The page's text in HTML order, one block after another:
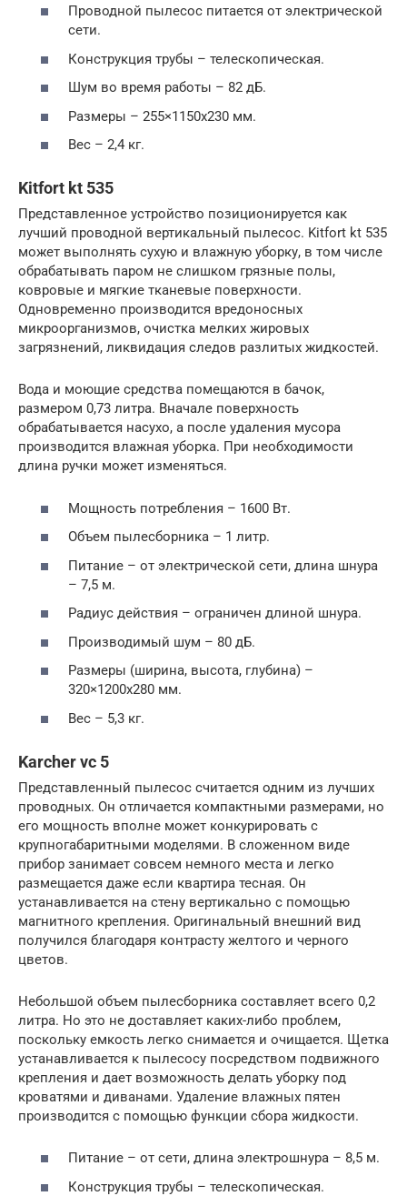
Проводной пылесос питается от электрической
сети.
Конструкция трубы – телескопическая.
Шум во время работы – 82 дБ.
Размеры – 255×1150х230 мм.
Вес – 2,4 кг.
Kitfort kt 535
Представленное устройство позиционируется как
лучший проводной вертикальный пылесос. Kitfort kt 535
может выполнять сухую и влажную уборку, в том числе
обрабатывать паром не слишком грязные полы,
ковровые и мягкие тканевые поверхности.
Одновременно производится вредоносных
микроорганизмов, очистка мелких жировых
загрязнений, ликвидация следов разлитых жидкостей.
Вода и моющие средства помещаются в бачок,
размером 0,73 литра. Вначале поверхность
обрабатывается насухо, а после удаления мусора
производится влажная уборка. При необходимости
длина ручки может изменяться.
Мощность потребления – 1600 Вт.
Объем пылесборника – 1 литр.
Питание – от электрической сети, длина шнура
– 7,5 м.
Радиус действия – ограничен длиной шнура.
Производимый шум – 80 дБ.
Размеры (ширина, высота, глубина) –
320×1200х280 мм.
Вес – 5,3 кг.
Karcher vc 5
Представленный пылесос считается одним из лучших
проводных. Он отличается компактными размерами, но
его мощность вполне может конкурировать с
крупногабаритными моделями. В сложенном виде
прибор занимает совсем немного места и легко
размещается даже если квартира тесная. Он
устанавливается на стену вертикально с помощью
магнитного крепления. Оригинальный внешний вид
получился благодаря контрасту желтого и черного
цветов.
Небольшой объем пылесборника составляет всего 0,2
литра. Но это не доставляет каких-либо проблем,
поскольку емкость легко снимается и очищается. Щетка
устанавливается к пылесосу посредством подвижного
крепления и дает возможность делать уборку под
кроватями и диванами. Удаление влажных пятен
производится с помощью функции сбора жидкости.
Питание – от сети, длина электрошнура – 8,5 м.
Конструкция трубы – телескопическая.